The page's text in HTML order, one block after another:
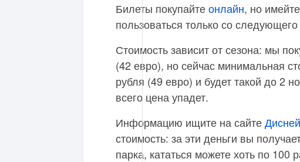
Билеты покупайтеонлайн, но
пользоваться только со
Стоимость зависит от сезона: мы
(42 евро), но сейчас минимальная
рубля (49 евро) и будет такой до 2
всего цена упадет.
Информацию ищите на сайте
стоимость: за эти деньги вы
парка, кататься можете хоть по 100